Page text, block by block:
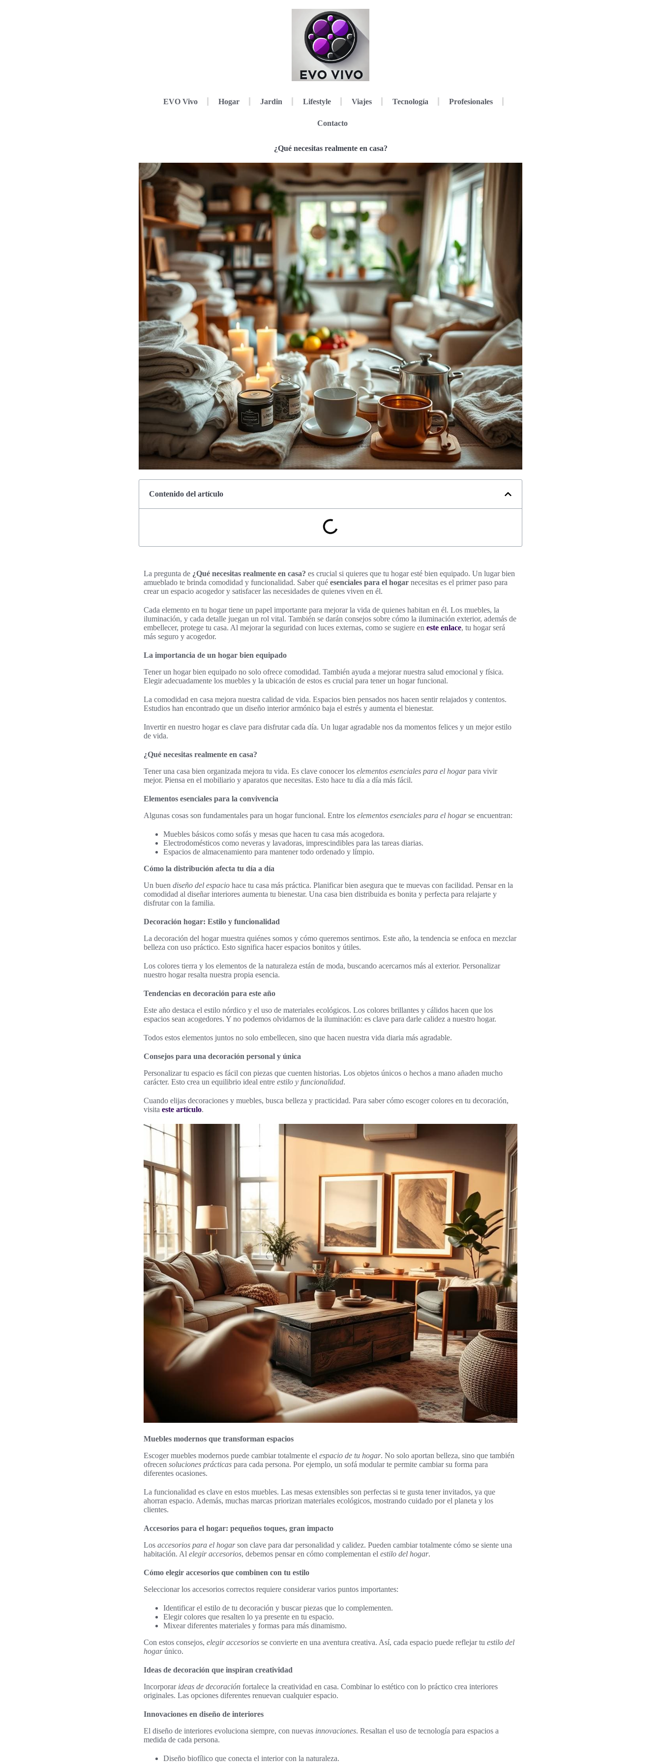
EVO Vivo Hogar Jardin Lifestyle Viajes Tecnología Profesionales
Contacto
¿Qué necesitas realmente en casa?
Contenido del artículo
La pregunta de ¿Qué necesitas realmente en casa? es crucial si quieres que tu hogar esté bien equipado. Un lugar bien
amueblado te brinda comodidad y funcionalidad. Saber qué esenciales para el hogar necesitas es el primer paso para
crear un espacio acogedor y satisfacer las necesidades de quienes viven en él.
Cada elemento en tu hogar tiene un papel importante para mejorar la vida de quienes habitan en él. Los muebles, la
iluminación, y cada detalle juegan un rol vital. También se darán consejos sobre cómo la iluminación exterior, además de
embellecer, protege tu casa. Al mejorar la seguridad con luces externas, como se sugiere en este enlace, tu hogar será
más seguro y acogedor.
La importancia de un hogar bien equipado
Tener un hogar bien equipado no solo ofrece comodidad. También ayuda a mejorar nuestra salud emocional y física.
Elegir adecuadamente los muebles y la ubicación de estos es crucial para tener un hogar funcional.
La comodidad en casa mejora nuestra calidad de vida. Espacios bien pensados nos hacen sentir relajados y contentos.
Estudios han encontrado que un diseño interior armónico baja el estrés y aumenta el bienestar.
Invertir en nuestro hogar es clave para disfrutar cada día. Un lugar agradable nos da momentos felices y un mejor estilo
de vida.
¿Qué necesitas realmente en casa?
Tener una casa bien organizada mejora tu vida. Es clave conocer los elementos esenciales para el hogarpara vivir
mejor. Piensa en el mobiliario y aparatos que necesitas. Esto hace tu día a día más fácil.
Elementos esenciales para la convivencia
Algunas cosas son fundamentales para un hogar funcional. Entre los elementos esenciales para el hogarse encuentran:
Muebles básicos como sofás y mesas que hacen tu casa más acogedora.
Electrodomésticos como neveras y lavadoras, imprescindibles para las tareas diarias.
Espacios de almacenamiento para mantener todo ordenado y límpio.
Cómo la distribución afecta tu día a día
Un buen diseño del espacio hace tu casa más práctica. Planificar bien asegura que te muevas con facilidad. Pensar en la
comodidad al diseñar interiores aumenta tu bienestar. Una casa bien distribuida es bonita y perfecta para relajarte y
disfrutar con la familia.
Decoración hogar: Estilo y funcionalidad
La decoración del hogar muestra quiénes somos y cómo queremos sentirnos. Este año, la tendencia se enfoca en mezclar
belleza con uso práctico. Esto significa hacer espacios bonitos y útiles.
Los colores tierra y los elementos de la naturaleza están de moda, buscando acercarnos más al exterior. Personalizar
nuestro hogar resalta nuestra propia esencia.
Tendencias en decoración para este año
Este año destaca el estilo nórdico y el uso de materiales ecológicos. Los colores brillantes y cálidos hacen que los
espacios sean acogedores. Y no podemos olvidarnos de la iluminación: es clave para darle calidez a nuestro hogar.
Todos estos elementos juntos no solo embellecen, sino que hacen nuestra vida diaria más agradable.
Consejos para una decoración personal y única
Personalizar tu espacio es fácil con piezas que cuenten historias. Los objetos únicos o hechos a mano añaden mucho
carácter. Esto crea un equilibrio ideal entre estilo y funcionalidad.
Cuando elijas decoraciones y muebles, busca belleza y practicidad. Para saber cómo escoger colores en tu decoración,
visita este artículo.
Muebles modernos que transforman espacios
Escoger muebles modernos puede cambiar totalmente el espacio de tu hogar. No solo aportan belleza, sino que también
ofrecen soluciones prácticas para cada persona. Por ejemplo, un sofá modular te permite cambiar su forma para
diferentes ocasiones.
La funcionalidad es clave en estos muebles. Las mesas extensibles son perfectas si te gusta tener invitados, ya que
ahorran espacio. Además, muchas marcas priorizan materiales ecológicos, mostrando cuidado por el planeta y los
clientes.
Accesorios para el hogar: pequeños toques, gran impacto
Los accesorios para el hogarson clave para dar personalidad y calidez. Pueden cambiar totalmente cómo se siente una
habitación. Al elegir accesorios, debemos pensar en cómo complementan el estilo del hogar.
Cómo elegir accesorios que combinen con tu estilo
Seleccionar los accesorios correctos requiere considerar varios puntos importantes:
Identificar el estilo de tu decoración y buscar piezas que lo complementen.
Elegir colores que resalten lo ya presente en tu espacio.
Mixear diferentes materiales y formas para más dinamismo.
Con estos consejos, elegir accesorios se convierte en una aventura creativa. Así, cada espacio puede reflejar tu estilo del
hogarúnico.
Ideas de decoración que inspiran creatividad
Incorporar ideas de decoración fortalece la creatividad en casa. Combinar lo estético con lo práctico crea interiores
originales. Las opciones diferentes renuevan cualquier espacio.
Innovaciones en diseño de interiores
El diseño de interiores evoluciona siempre, con nuevas innovaciones. Resaltan el uso de tecnología para espacios a
medida de cada persona.
Diseño biofílico que conecta el interior con la naturaleza.